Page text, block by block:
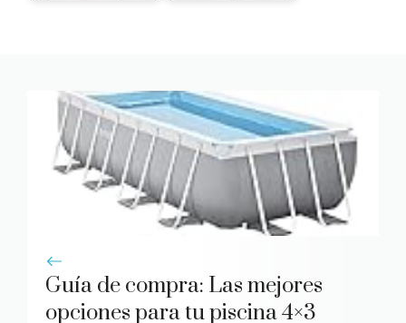
Guía de compra: Las mejores
opciones para tu piscina 4×3